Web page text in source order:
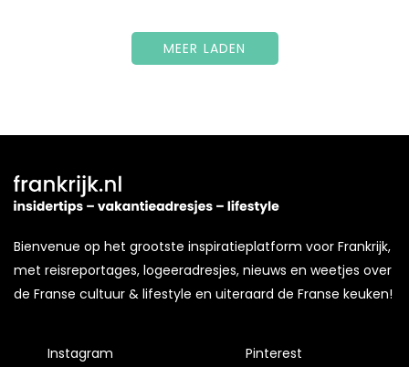
MEER LADEN
Bienvenue op het grootste inspiratieplatform voor Frankrijk,
met reisreportages, logeeradresjes, nieuws en weetjes over
de Franse cultuur & lifestyle en uiteraard de Franse keuken!
Instagram Pinterest